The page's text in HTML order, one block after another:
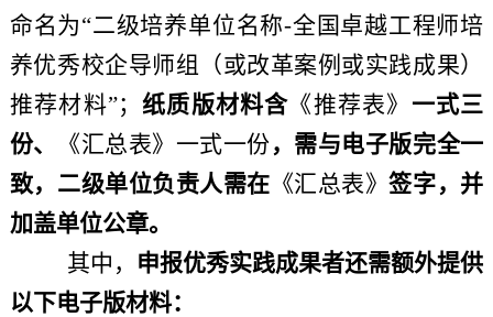
命名为“二级培养单位名称-全国卓越工程师培
养优秀校企导师组
（或改革案例或实践成果）
推荐材料”； 纸质版材料含 《推荐表》 一式三
份、
《汇总表》 一式一份， 需与电子版完全一
致， 二级单位负责人需在 《汇总表》签字， 并
加盖单位公章。
其中， 申报优秀实践成果者还需额外提供
以下电子版材料：